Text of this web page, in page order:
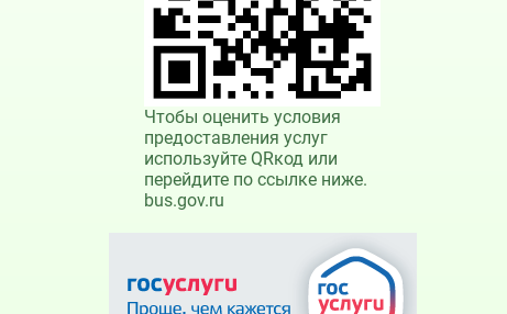
Чтобы оценить условия
предоставления услуг
используйте QRкод или
перейдите по ссылке ниже.
bus.gov.ru